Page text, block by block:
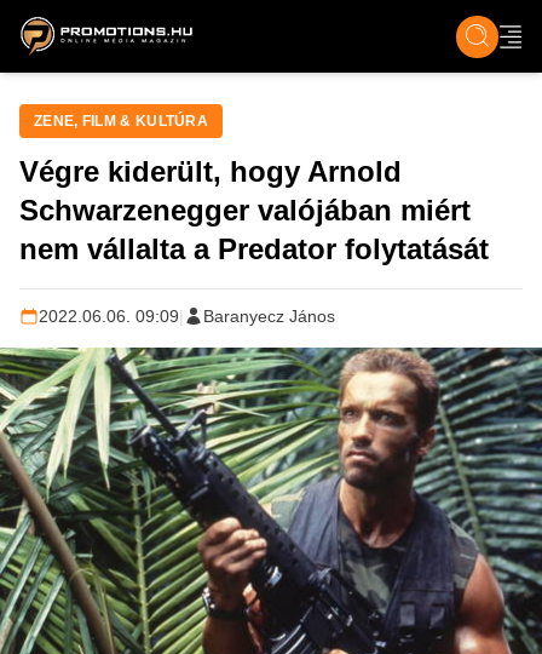
ZENE, FILM & KULT ÉLET TECH &
ZENE, FILM & KULTÚRA
Végre kiderült, hogy Arnold
Schwarzenegger valójában miért
nem vállalta a Predator folytatását
2022.06.06. 09:09| Baranyecz János